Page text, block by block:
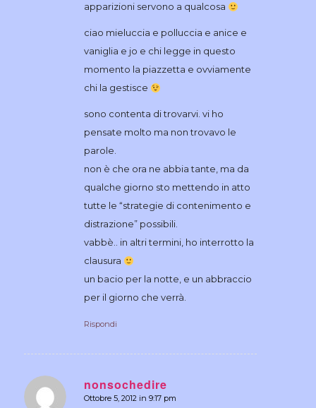
apparizioni servono a qualcosa
ciao mieluccia e polluccia e anice e
vaniglia e jo e chi legge in questo
momento la piazzetta e ovviamente
chi la gestisce
sono contenta di trovarvi. vi ho
pensate molto ma non trovavo le
parole.
non è che ora ne abbia tante, ma da
qualche giorno sto mettendo in atto
tutte le “strategie di contenimento e
distrazione” possibili.
vabbè.. in altri termini, ho interrotto la
clausura
un bacio per la notte, e un abbraccio
per il giorno che verrà.
Rispondi
nonsochedire
dice:
Ottobre 5, 2012 in 9:17 pm